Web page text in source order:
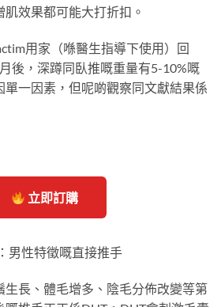
效果都可能大打折扣。
用家（喺醫生指導下使用）回
後，深蹲同臥推嘅重量有5-10%嘅
一因素，但呢啲觀察同文獻結果係
立即訂購
男性特徵嘅直接推手
生長、體毛增多、陰毛分佈改變等第